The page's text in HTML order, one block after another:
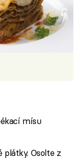
mísu
plátky. Osolte z